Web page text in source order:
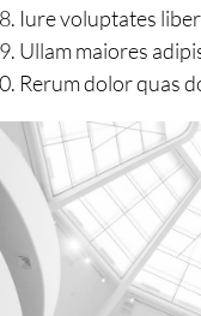
Iure voluptates
Ullam maiores
Rerum dolor quas